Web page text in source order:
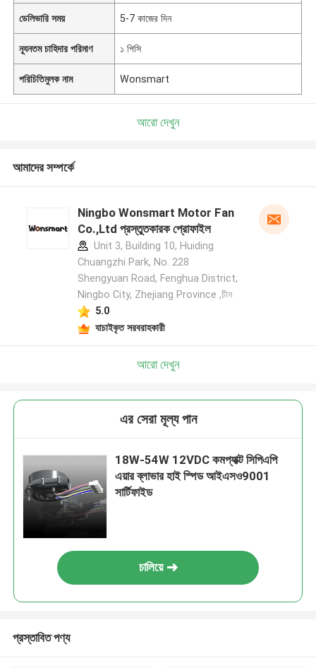
ডেলিভারি সময় 5-7 কাজের দিন
ন্যূনতম চাহিদার পরিমাণ ১ পিসি
পরিচিতিমুলক নাম Wonsmart
আরো দেখুন
আমাদের সম্পর্কে
Ningbo Wonsmart Motor Fan
Co.,Ltd প্রস্তুতকারক প্রোফাইল
Unit 3, Building 10, Huiding
Chuangzhi Park, No. 228
Shengyuan Road, Fenghua District,
Ningbo City, Zhejiang Province ,চীন
5.0
যাচাইকৃত সরবরাহকারী
আরো দেখুন
এর সেরা মূল্য পান
18W-54W 12VDC কমপ্যাক্ট সিপিএপি
এয়ার ব্লাভার হাই স্পিড আইএসও9001
সার্টিফাইড
চালিয়ে
প্রস্তাবিত পণ্য